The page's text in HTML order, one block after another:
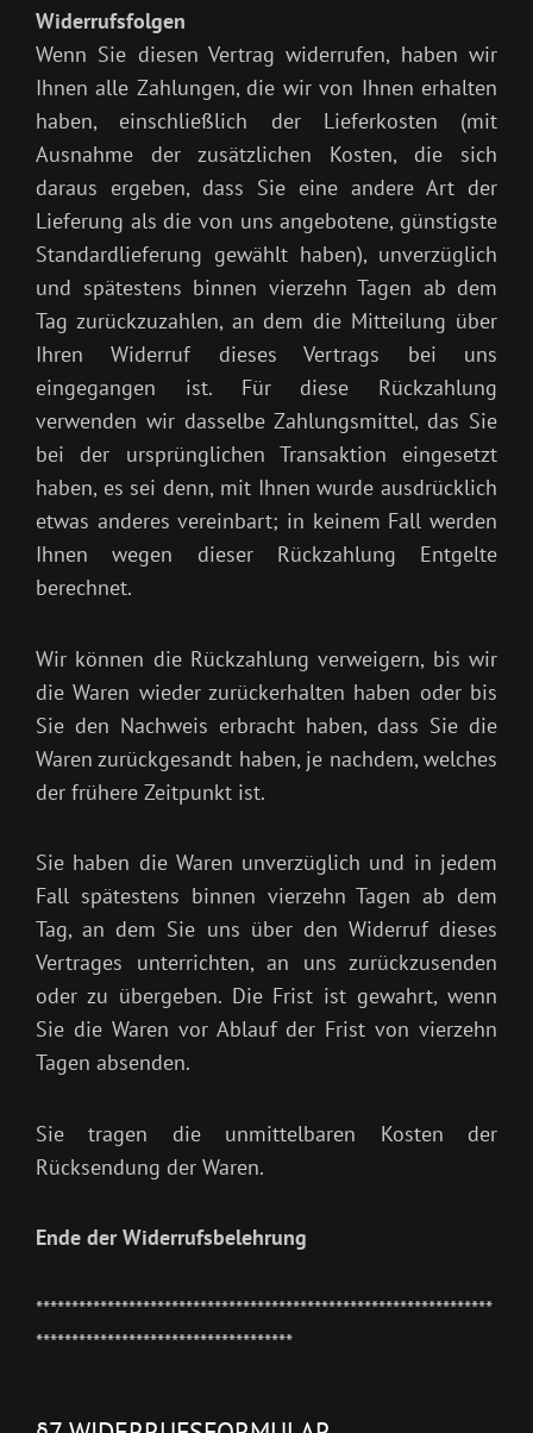
I
E
D
R
H
O
E
*
Widerrufsfolgen
Wenn Sie diesen Vertrag widerrufen, haben wir
Ihnen alle Zahlungen, die wir von Ihnen erhalten
haben, einschließlich der Lieferkosten (mit
Ausnahme der zusätzlichen Kosten, die sich
daraus ergeben, dass Sie eine andere Art der
Lieferung als die von uns angebotene, günstigste
Standardlieferung gewählt haben), unverzüglich
und spätestens binnen vierzehn Tagen ab dem
Tag zurückzuzahlen, an dem die Mitteilung über
Ihren Widerruf dieses Vertrags bei uns
eingegangen ist. Für diese Rückzahlung
verwenden wir dasselbe Zahlungsmittel, das Sie
bei der ursprünglichen Transaktion eingesetzt
haben, es sei denn, mit Ihnen wurde ausdrücklich
etwas anderes vereinbart; in keinem Fall werden
Ihnen wegen dieser Rückzahlung Entgelte
berechnet.
Wir können die Rückzahlung verweigern, bis wir
die Waren wieder zurückerhalten haben oder bis
Sie den Nachweis erbracht haben, dass Sie die
Waren zurückgesandt haben, je nachdem, welches
der frühere Zeitpunkt ist.
Sie haben die Waren unverzüglich und in jedem
Fall spätestens binnen vierzehn Tagen ab dem
Tag, an dem Sie uns über den Widerruf dieses
Vertrages unterrichten, an uns zurückzusenden
oder zu übergeben. Die Frist ist gewahrt, wenn
Sie die Waren vor Ablauf der Frist von vierzehn
Tagen absenden.
Sie tragen die unmittelbaren Kosten der
Rücksendung der Waren.
Ende der Widerrufsbelehrung
****************************************************************
************************************